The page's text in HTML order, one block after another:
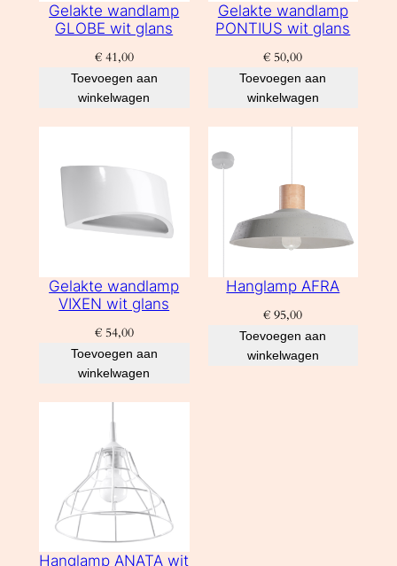
Gelakte wandlamp
GLOBE wit glans
€41,00
Toevoegen aan
winkelwagen
Gelakte wandlamp
PONTIUS wit glans
€ 50,00
Toevoegen aan
winkelwagen
Gelakte wandlamp
VIXEN wit glans
€54,00
Toevoegen aan
winkelwagen
Hanglamp AFRA
€ 95,00
Toevoegen aan
winkelwagen
Hanglamp ANATA wit